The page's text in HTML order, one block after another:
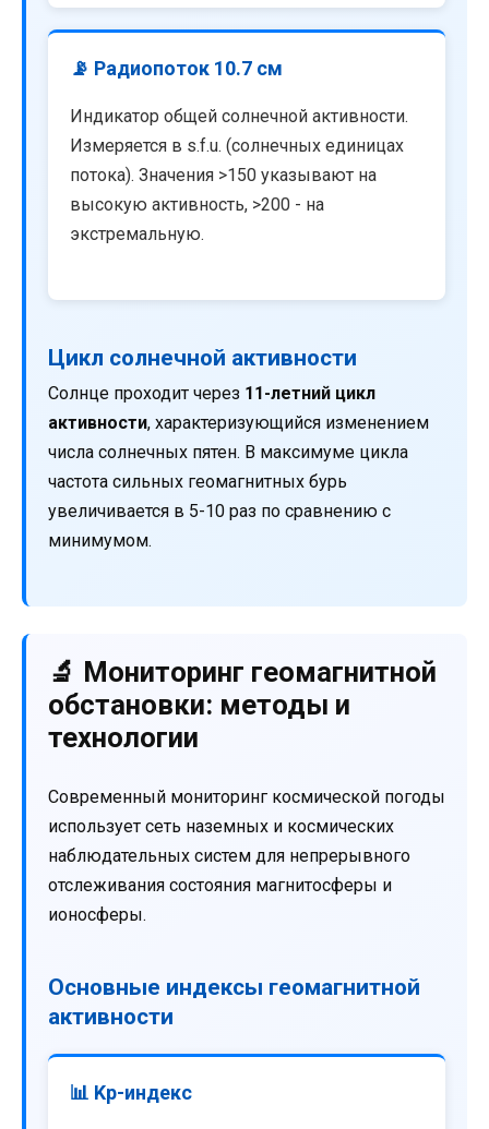
📡 Радиопоток 10.7 см
Индикатор общей солнечной активности.
Измеряется в s.f.u. (солнечных единицах
потока). Значения >150 указывают на
высокую активность, >200 - на
экстремальную.
Цикл солнечной активности
Солнце проходит через 11-летний цикл
активности, характеризующийся изменением
числа солнечных пятен. В максимуме цикла
частота сильных геомагнитных бурь
увеличивается в 5-10 раз по сравнению с
минимумом.
🔬 Мониторинг геомагнитной
обстановки: методы и
технологии
Современный мониторинг космической погоды
использует сеть наземных и космических
наблюдательных систем для непрерывного
отслеживания состояния магнитосферы и
ионосферы.
Основные индексы геомагнитной
активности
📊 Kp-индекс